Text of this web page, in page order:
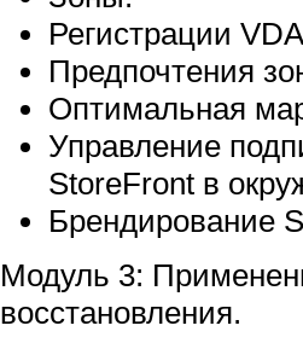
Регистрации
Предпочтения
Оптимальная
Управление
StoreFront в
Брендирование
Модуль 3:
восстановления.